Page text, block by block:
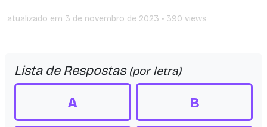
atualizado em 3 de novembro de 2023 • 390 views
Lista de Respostas (por letra)
A B